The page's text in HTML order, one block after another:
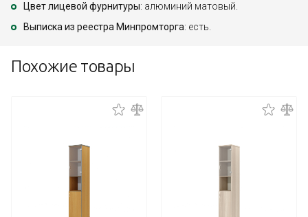
Цвет лицевой фурнитуры: алюминий матовый.
Выписка из реестра Минпромторга: есть.
Похожие товары